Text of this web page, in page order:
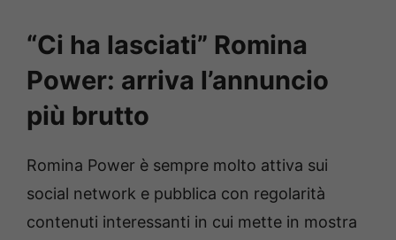
“Ci ha lasciati” Romina
Power: arriva l’annuncio
più brutto
Romina Power è sempre molto attiva sui
social network e pubblica con regolarità
contenuti interessanti in cui mette in mostra